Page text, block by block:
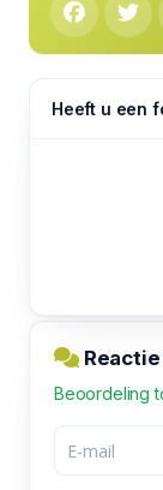
Heeft u een
Reactie
Beoordeling